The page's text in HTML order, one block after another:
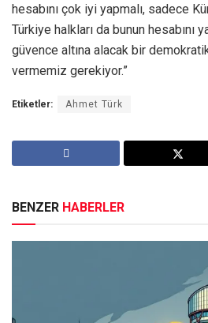
hesabını çok iyi yapmalı, sadece
Türkiye halkları da bunun hesabını
güvence altına alacak bir
vermemiz gerekiyor.”
Etiketler: Ahmet Türk
BENZER HABERLER